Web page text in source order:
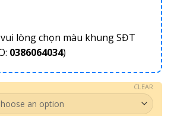
lòng chọn màu khung SĐT
0386064034)
CLEAR